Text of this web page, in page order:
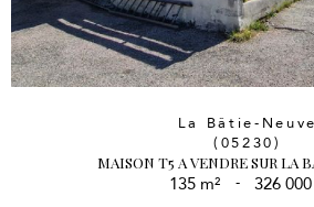
La Bâtie-Neuve
(05230)
MAISON T5 A VENDRE SUR LA
135 m² - 326